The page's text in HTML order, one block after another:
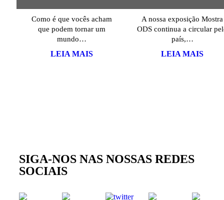
Como é que vocês acham
que podem tornar um
mundo…
LEIA MAIS
A nossa exposição Mostra
ODS continua a circular
país,…
LEIA MAIS
SIGA-NOS NAS NOSSAS REDES
SOCIAIS